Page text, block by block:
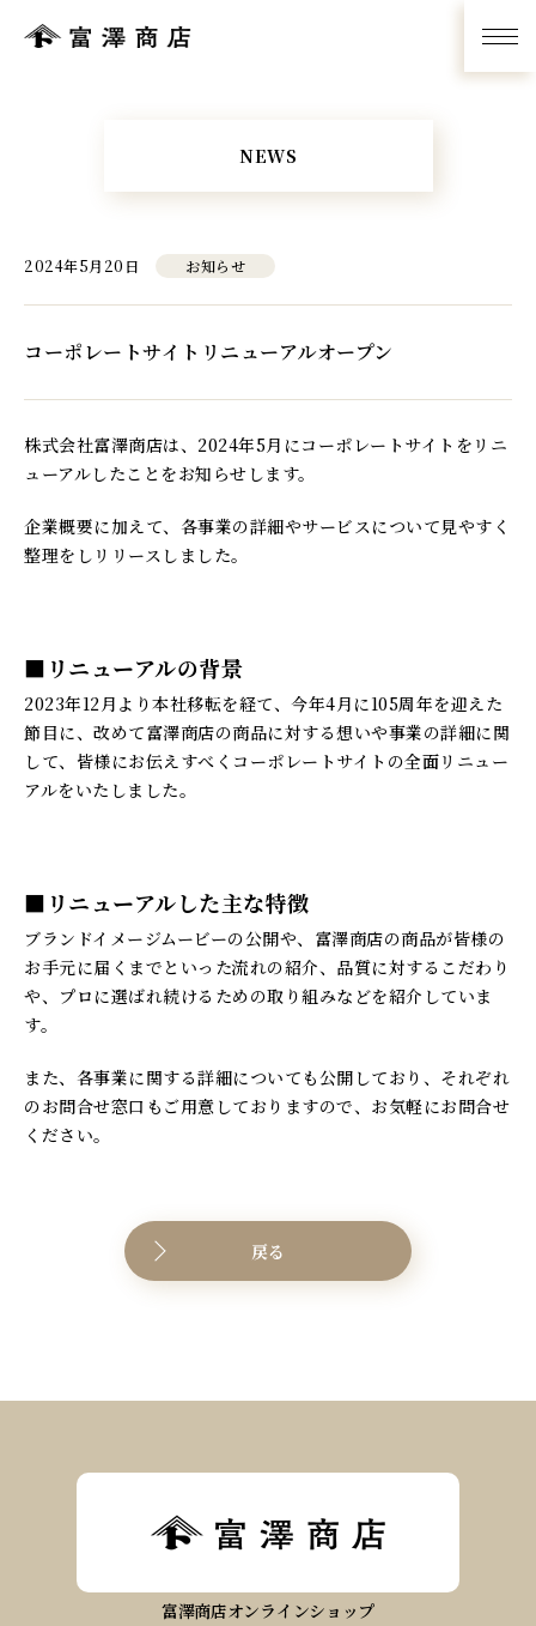
NEWS
2024年5月20日 お知らせ
コーポレートサイトリニューアルオープン
株式会社富澤商店は、2024年5月にコーポレートサイトをリニ
ューアルしたことをお知らせします。
企業概要に加えて、各事業の詳細やサービスについて見やすく
整理をしリリースしました。
■ リニューアルの背景
2023年12月より本社移転を経て、今年4月に105周年を迎えた
節目に、改めて富澤商店の商品に対する想いや事業の詳細に関
して、皆様にお伝えすべくコーポレートサイトの全面リニュー
アルをいたしました。
■リニューアルした主な特徴
ブランドイメージムービーの公開や、富澤商店の商品が皆様の
お手元に届くまでといった流れの紹介、品質に対するこだわり
や、プロに選ばれ続けるための取り組みなどを紹介していま
す。
また、各事業に関する詳細についても公開しており、それぞれ
のお問合せ窓口もご用意しておりますので、お気軽にお問合せ
ください。
戻る
富澤商店オンラインショップ